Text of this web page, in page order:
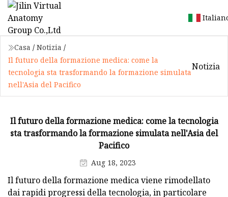
Casa / Notizia /
Il futuro della formazione medica: come la
tecnologia sta trasformando la formazione simulata
nell'Asia del Pacifico
Notizia
Il futuro della formazione medica: come la tecnologia
sta trasformando la formazione simulata nell'Asia del
Pacifico
Aug 18, 2023
Il futuro della formazione medica viene rimodellato
dai rapidi progressi della tecnologia, in particolare